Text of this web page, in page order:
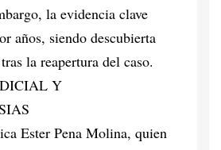
la evidencia clave
años, siendo descubierta
la reapertura del caso.
Y
Ester Pena Molina, quien